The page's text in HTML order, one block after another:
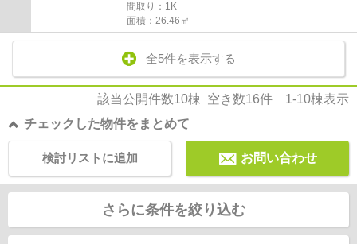
間取り：1K
面積：26.46㎡
全5件を表示する
該当公開件数10棟 空き数16件 1-10棟表示
チェックした物件をまとめて
お問い合わせ
検討リストに追加
さらに条件を絞り込む